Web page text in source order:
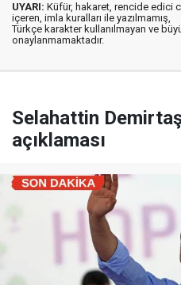
UYARI: Küfür, hakaret, rencide edici
içeren, imla kuralları ile yazılmamış,
Türkçe karakter kullanılmayan ve
onaylanmamaktadır.
Selahattin
açıklaması